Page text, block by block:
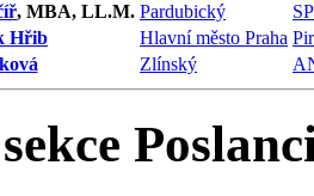
, MBA, LL.M. Pardubický
Hřib Hlavní město Praha
Zlínský